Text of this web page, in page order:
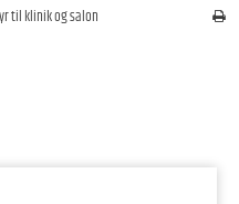
til klinik og salon